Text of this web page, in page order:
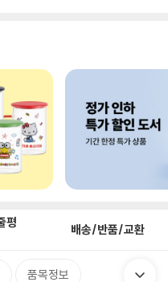
평 배송/반품/교환
품목정보